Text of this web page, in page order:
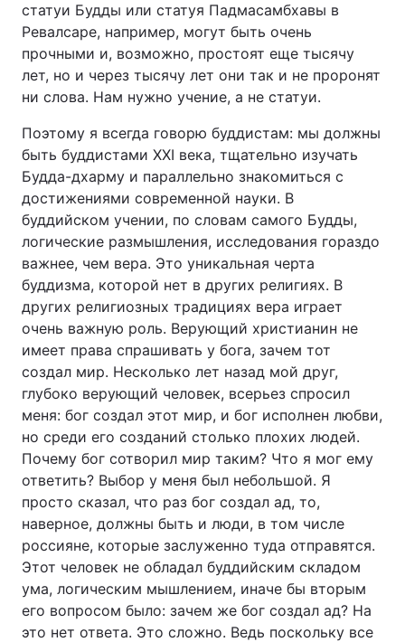
статуи Будды или статуя Падмасамбхавы в
Ревалсаре, например, могут быть очень
прочными и, возможно, простоят еще тысячу
лет, но и через тысячу лет они так и не проронят
ни слова. Нам нужно учение, а не статуи.
Поэтому я всегда говорю буддистам: мы должны
быть буддистами XXI века, тщательно изучать
Будда-дхарму и параллельно знакомиться с
достижениями современной науки. В
буддийском учении, по словам самого Будды,
логические размышления, исследования гораздо
важнее, чем вера. Это уникальная черта
буддизма, которой нет в других религиях. В
других религиозных традициях вера играет
очень важную роль. Верующий христианин не
имеет права спрашивать у бога, зачем тот
создал мир. Несколько лет назад мой друг,
глубоко верующий человек, всерьез спросил
меня: бог создал этот мир, и бог исполнен любви,
но среди его созданий столько плохих людей.
Почему бог сотворил мир таким? Что я мог ему
ответить? Выбор у меня был небольшой. Я
просто сказал, что раз бог создал ад, то,
наверное, должны быть и люди, в том числе
россияне, которые заслуженно туда отправятся.
Этот человек не обладал буддийским складом
ума, логическим мышлением, иначе бы вторым
его вопросом было: зачем же бог создал ад? На
это нет ответа. Это сложно. Ведь поскольку все